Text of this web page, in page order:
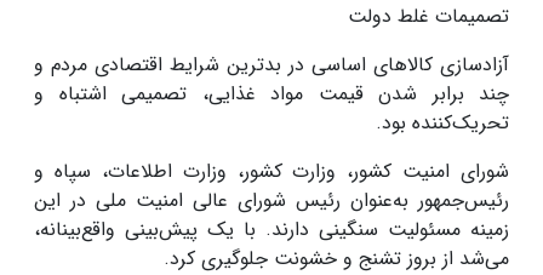
تصمیمات غلط دولت
آزادسازی کالاهای اساسی در بدترین شرایط اقتصادی مردم و
چند برابر شدن قیمت مواد غذایی، تصمیمی اشتباه و
تحریک‌کننده بود.
شورای امنیت کشور، وزارت کشور، وزارت اطلاعات، سپاه و
رئیس‌جمهور به‌عنوان رئیس شورای عالی امنیت ملی در این
زمینه مسئولیت سنگینی دارند. با یک پیش‌بینی واقع‌بینانه،
می‌شد از بروز تشنج‌ و خشونت جلوگیری کرد.